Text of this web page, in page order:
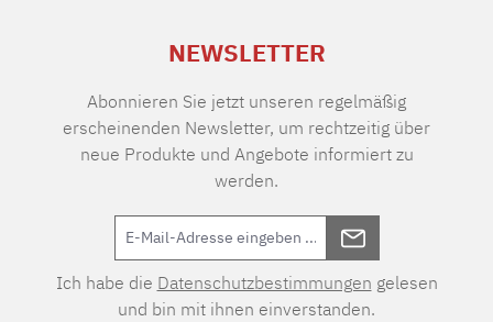
NEWSLETTER
Abonnieren Sie jetzt unseren regelmäßig
erscheinenden Newsletter, um rechtzeitig über
neue Produkte und Angebote informiert zu
werden.
Ich habe die Datenschutzbestimmungen gelesen
und bin mit ihnen einverstanden.